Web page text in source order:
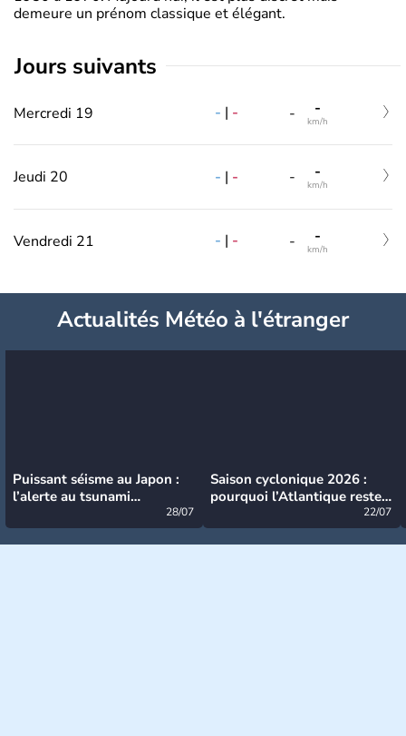
demeure un prénom classique et élégant.
jours suivants
Mercredi 19 - | - - -
km/h
Jeudi 20 - | - - -
km/h
Vendredi 21 - | - - -
km/h
Actualités Météo à l'étranger
Puissant séisme au Japon :
l’alerte au tsunami
28/07
Saison cyclonique 2026 :
pourquoi l’Atlantique reste
22/07